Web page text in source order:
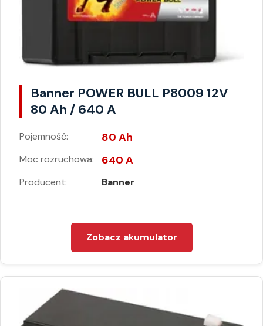
Banner POWER BULL P8009 12V
80 Ah / 640 A
Pojemność: 80 Ah
Moc rozruchowa: 640 A
Producent: Banner
Zobacz akumulator